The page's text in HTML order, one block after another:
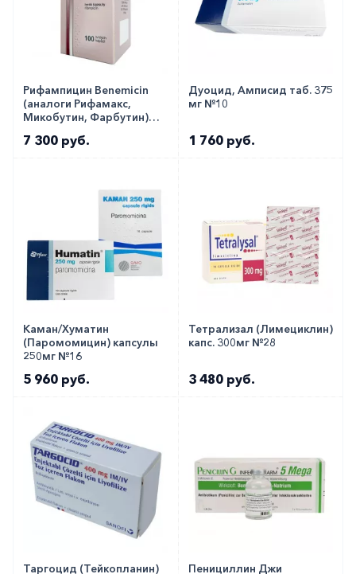
Рифампицин Benemicin
(аналоги Рифамакс,
Микобутин, Фарбутин)
7 300 руб.
Дуоцид, Амписид таб. 375
мг №10
1 760 руб.
Каман/Хуматин
(Паромомицин) капсулы
250мг №16
5 960 руб.
Тетрализал (Лимециклин)
капс. 300мг №28
3 480 руб.
Таргоцид (Тейкопланин)
Пенициллин Джи